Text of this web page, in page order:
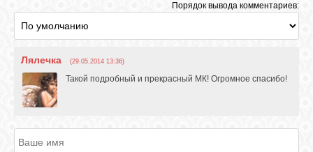
Порядок вывода комментариев:
Лялечка (29.05.2014 13:36)
Такой подробный и прекрасный МК! Огромное спасибо!